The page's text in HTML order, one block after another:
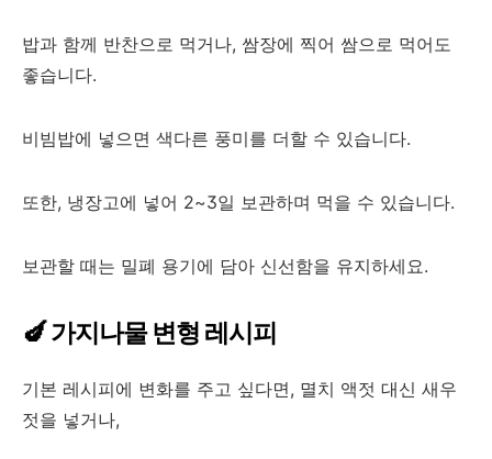
밥과 함께 반찬으로 먹거나, 쌈장에 찍어 쌈으로 먹어도
좋습니다.
비빔밥에 넣으면 색다른 풍미를 더할 수 있습니다.
또한, 냉장고에 넣어 2~3일 보관하며 먹을 수 있습니다.
보관할 때는 밀폐 용기에 담아 신선함을 유지하세요.
🍆 가지나물 변형 레시피
기본 레시피에 변화를 주고 싶다면, 멸치 액젓 대신 새우
젓을 넣거나,